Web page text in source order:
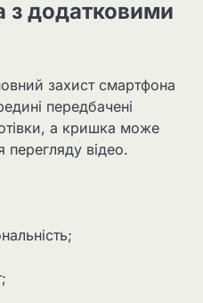
додатковими
захист смартфона
передбачені
а кришка може
перегляду відео.